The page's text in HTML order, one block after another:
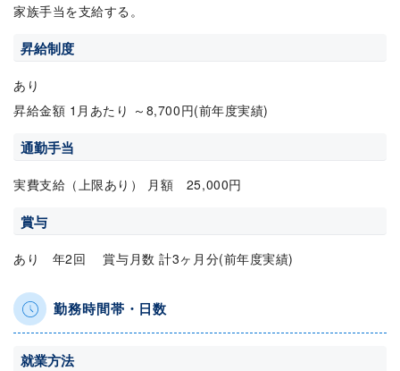
家族手当を支給する。
昇給制度
あり
昇給金額 1月あたり ～8,700円(前年度実績)
通勤手当
実費支給（上限あり） 月額 25,000円
賞与
あり 年2回 賞与月数 計3ヶ月分(前年度実績)
勤務時間帯・日数
就業方法